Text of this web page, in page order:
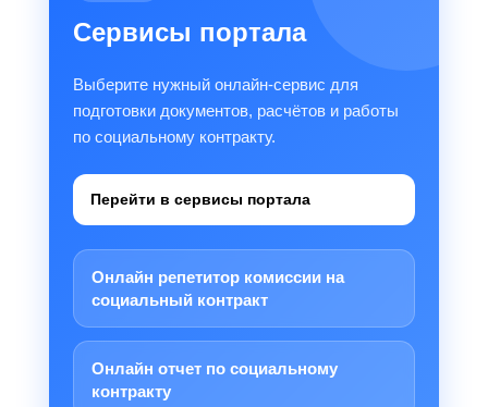
Сервисы портала
Выберите нужный онлайн-сервис для
подготовки документов, расчётов и работы
по социальному контракту.
Перейти в сервисы портала
Онлайн репетитор комиссии на
социальный контракт
Онлайн отчет по социальному
контракту